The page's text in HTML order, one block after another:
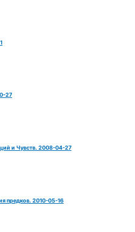
27
и Чувств. 2008-04-27
предков. 2010-05-16